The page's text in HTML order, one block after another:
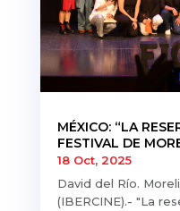
MÉXICO: “LA
FESTIVAL DE
18 Oct, 2025
David del Río.
(IBERCINE).- "La